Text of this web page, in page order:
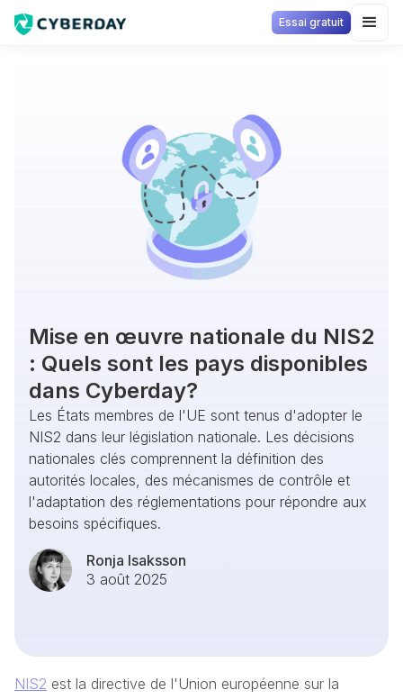
Essai gratuit
Mise en œuvre nationale du NIS2
: Quels sont les pays disponibles
dans Cyberday?
Les États membres de l'UE sont tenus d'adopter le
NIS2 dans leur législation nationale. Les décisions
nationales clés comprennent la définition des
autorités locales, des mécanismes de contrôle et
l'adaptation des réglementations pour répondre aux
besoins spécifiques.
Ronja Isaksson
3 août 2025
NIS2 est la directive de l'Union européenne sur la